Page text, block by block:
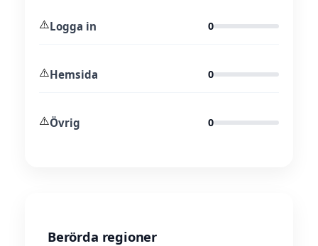
⚠️Logga in 0
⚠️Hemsida 0
⚠️Övrig 0
Berörda regioner